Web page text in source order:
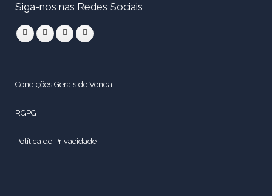
Siga-nos nas Redes Sociais
Condições Gerais de Venda
RGPG
Política de Privacidade